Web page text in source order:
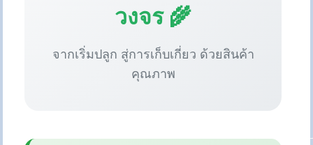
วงจร 🌾
จากเริ่มปลูก สู่การเก็บเกี่ยว ด้วยสินค้า
คุณภาพ